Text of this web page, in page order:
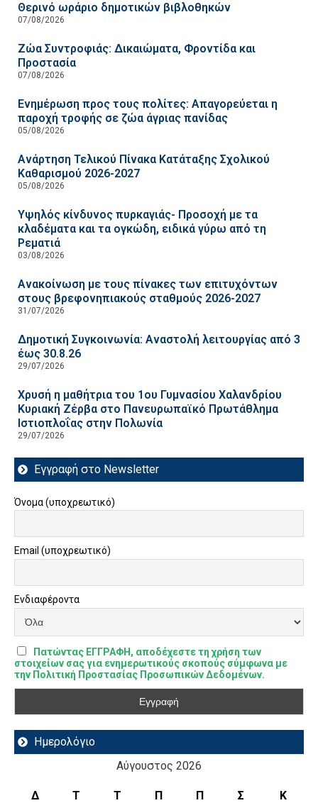
Θερινό ωράριο δημοτικών βιβλοθηκών
07/08/2026
Ζώα Συντροφιάς: Δικαιώματα, Φροντίδα και
Προστασία
07/08/2026
Ενημέρωση προς τους πολίτες: Απαγορεύεται η
παροχή τροφής σε ζώα άγριας πανίδας
05/08/2026
Ανάρτηση Τελικού Πίνακα Κατάταξης Σχολικού
Καθαρισμού 2026-2027
05/08/2026
Υψηλός κίνδυνος πυρκαγιάς- Προσοχή με τα
κλαδέματα και τα ογκώδη, ειδικά γύρω από τη
Ρεματιά
03/08/2026
Ανακοίνωση με τους πίνακες των επιτυχόντων
στους βρεφονηπιακούς σταθμούς 2026-2027
31/07/2026
Δημοτική Συγκοινωνία: Αναστολή λειτουργίας από 3
έως 30.8.26
29/07/2026
Χρυσή η μαθήτρια του 1ου Γυμνασίου Χαλανδρίου
Κυριακή Ζέρβα στο Πανευρωπαϊκό Πρωτάθλημα
Ιστιοπλοΐας στην Πολωνία
29/07/2026
Εγγραφή στο Newsletter
Όνομα (υποχρεωτικό)
Email (υποχρεωτικό)
Ενδιαφέροντα
Πατώντας ΕΓΓΡΑΦΗ, αποδέχεστε τη χρήση των
στοιχείων σας για ενημερωτικούς σκοπούς σύμφωνα με
την Πολιτική Προστασίας Προσωπικών Δεδομένων.
Ημερολόγιο
Αύγουστος 2026
Δ Τ Τ Π Π Σ
Κ